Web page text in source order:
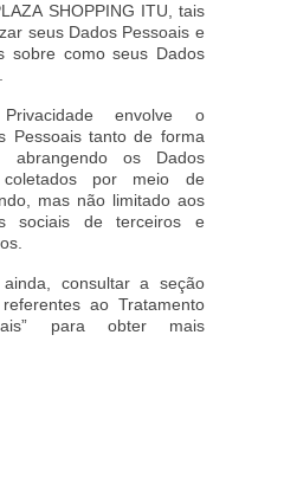
SHOPPING ITU, tais
seus Dados Pessoais e
sobre como seus Dados
envolve o
Pessoais tanto de forma
abrangendo os Dados
por meio de
mas não limitado aos
sociais de terceiros e
consultar a seção
ao Tratamento
para obter mais